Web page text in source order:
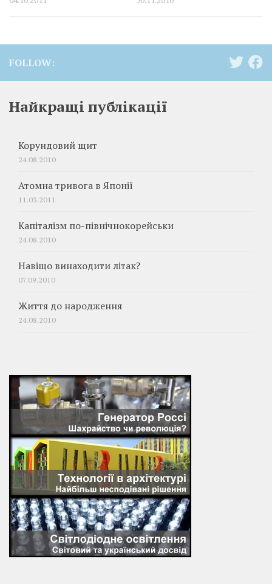
FOLLOW:
Найкращі публікації
Корундовий щит
24.08.2010
Атомна тривога в Японії
11.03.2011
Капіталізм по-північнокорейськи
24.08.2010
Навіщо винаходити літак?
07.09.2010
Життя до народження
24.08.2010